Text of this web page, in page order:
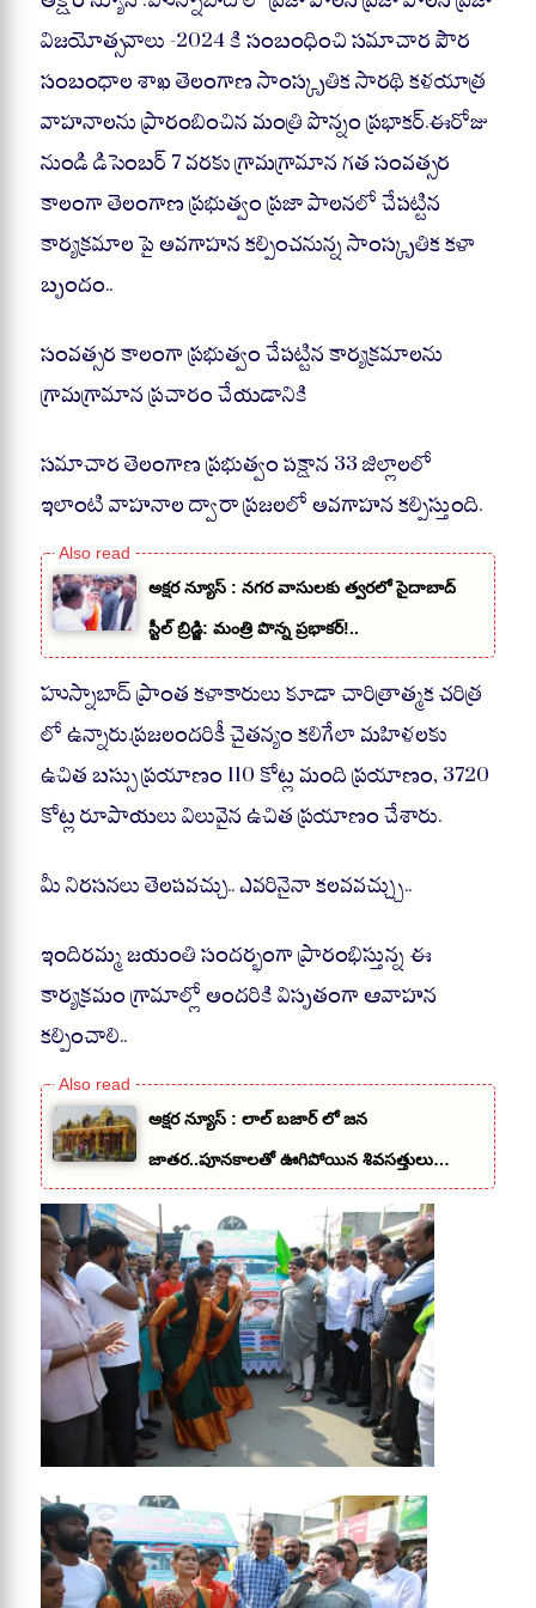
A
ppoka
m
విజయోత్సవాలు -2024 కి సంబంధించి సమాచార పౌర
సంబంధాల శాఖ తెలంగాణ సాంస్కృతిక సారథి కళయాత్ర
వాహనాలను ప్రారంబించిన మంత్రి పొన్నం ప్రభాకర్.ఈరోజు
నుండి డిసెంబర్ 7 వరకు గ్రామగ్రామాన గత సంవత్సర
కాలంగా తెలంగాణ ప్రభుత్వం ప్రజా పాలనలో చేపట్టిన
కార్యక్రమాల పై అవగాహన కల్పించనున్న సాంస్కృతిక కళా
బృందం..
సంవత్సర కాలంగా ప్రభుత్వం చేపట్టిన కార్యక్రమాలను
గ్రామగ్రామాన ప్రచారం చేయడానికి
సమాచార తెలంగాణ ప్రభుత్వం పక్షాన 33 జిల్లాలలో
ఇలాంటి వాహనాల ద్వారా ప్రజలలో అవగాహన కల్పిస్తుంది.
అక్షర న్యూస్ : నగర వాసులకు త్వరలో సైదాబాద్
స్టీల్ బ్రిడ్జి: మంత్రి పొన్న ప్రభాకర్!..
హుస్నాబాద్ ప్రాంత కళాకారులు కూడా చారిత్రాత్మక చరిత్ర
లో ఉన్నారు.ప్రజలందరికీ చైతన్యం కలిగేలా మహిళలకు
ఉచిత బస్సు ప్రయాణం 110 కోట్ల మంది ప్రయాణం, 3720
కోట్ల రూపాయలు విలువైన ఉచిత ప్రయాణం చేశారు.
మీ నిరసనలు తెలపవచ్చు.. ఎవరినైనా కలవవచ్చ్చు..
ఇందిరమ్మ జయంతి సందర్భంగా ప్రారంభిస్తున్న ఈ
కార్యక్రమం గ్రామాల్లో అందరికి విసృతంగా ఆవాహన
కల్పించాలి..
అక్షర న్యూస్ : లాల్ బజార్ లో జన
జాతర..పూనకాలతో ఊగిపోయిన శివసత్తులు…